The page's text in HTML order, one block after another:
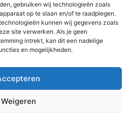
gebruiken wij technologieën zoals
op te slaan en/of te raadplegen.
kunnen wij gegevens zoals
site verwerken. Als je geen
intrekt, kan dit een nadelige
en mogelijkheden.
Weigeren